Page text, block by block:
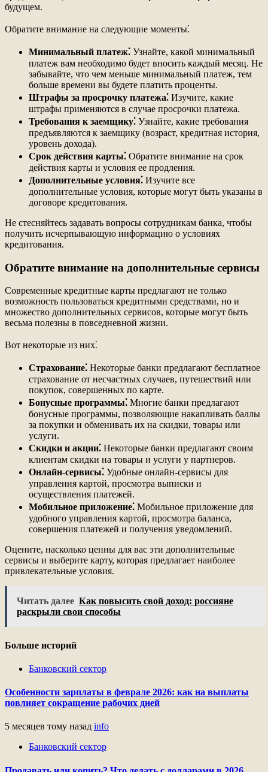
будущем.
Обратите внимание на следующие моменты⁚
Минимальный платеж⁚ Узнайте, какой минимальный
платеж вам необходимо будет вносить каждый месяц. Не
забывайте, что чем меньше минимальный платеж, тем
больше времени вы будете платить проценты.
Штрафы за просрочку платежа⁚ Изучите, какие
штрафы применяются в случае просрочки платежа.
Требования к заемщику⁚ Узнайте, какие требования
предъявляются к заемщику (возраст, кредитная история,
уровень дохода).
Срок действия карты⁚ Обратите внимание на срок
действия карты и условия ее продления.
Дополнительные условия⁚ Изучите все
дополнительные условия, которые могут быть указаны в
договоре кредитования.
Не стесняйтесь задавать вопросы сотрудникам банка, чтобы
получить исчерпывающую информацию о условиях
кредитования.
Обратите внимание на дополнительные сервисы
Современные кредитные карты предлагают не только
возможность пользоваться кредитными средствами, но и
множество дополнительных сервисов, которые могут быть
весьма полезны в повседневной жизни.
Вот некоторые из них⁚
Страхование⁚ Некоторые банки предлагают бесплатное
страхование от несчастных случаев, путешествий или
покупок, совершенных по карте.
Бонусные программы⁚ Многие банки предлагают
бонусные программы, позволяющие накапливать баллы
за покупки и обменивать их на скидки, товары или
услуги.
Скидки и акции⁚ Некоторые банки предлагают своим
клиентам скидки на товары и услуги у партнеров.
Онлайн-сервисы⁚ Удобные онлайн-сервисы для
управления картой, просмотра выписки и
осуществления платежей.
Мобильное приложение⁚ Мобильное приложение для
удобного управления картой, просмотра баланса,
совершения платежей и получения уведомлений.
Оцените, насколько ценны для вас эти дополнительные
сервисы и выберите карту, которая предлагает наиболее
привлекательные условия.
Читать далее Как повысить свой доход: россияне
раскрыли свои способы
Больше историй
Банковский сектор
Особенности зарплаты в феврале 2026: как на выплаты
повлияет сокращение рабочих дней
5 месяцев тому назад info
Банковский сектор